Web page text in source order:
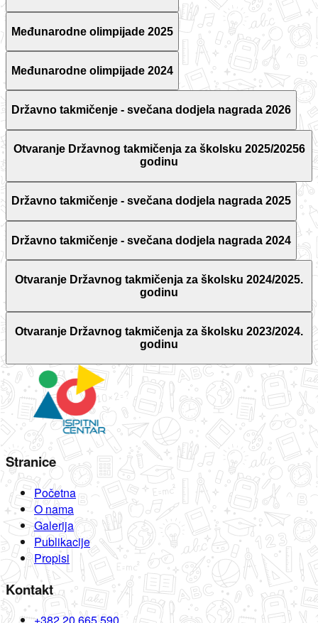
Međunarodne olimpijade 2025
Međunarodne olimpijade 2024
Državno takmičenje - svečana dodjela nagrada 2026
Otvaranje Državnog takmičenja za školsku 2025/20256
godinu
Državno takmičenje - svečana dodjela nagrada 2025
Državno takmičenje - svečana dodjela nagrada 2024
Otvaranje Državnog takmičenja za školsku 2024/2025.
godinu
Otvaranje Državnog takmičenja za školsku 2023/2024.
godinu
Stranice
Početna
O nama
Galerija
Publikacije
Propisi
Kontakt